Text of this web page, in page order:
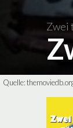
Zwei
Quelle: